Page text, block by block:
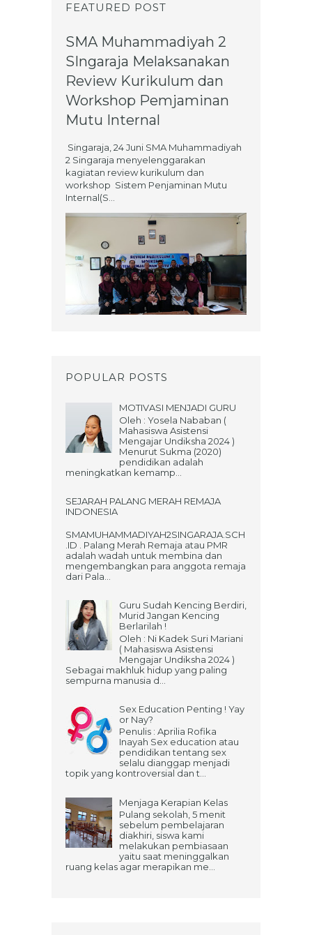
FEATURED POST
SMA Muhammadiyah 2
SIngaraja Melaksanakan
Review Kurikulum dan
Workshop Pemjaminan
Mutu Internal
Singaraja, 24 Juni SMA Muhammadiyah
2 Singaraja menyelenggarakan
kagiatan review kurikulum dan
workshop Sistem Penjaminan Mutu
Internal(S...
POPULAR POSTS
MOTIVASI MENJADI GURU
Oleh : Yosela Nababan (
Mahasiswa Asistensi
Mengajar Undiksha 2024 )
Menurut Sukma (2020)
pendidikan adalah
meningkatkan kemamp...
SEJARAH PALANG MERAH REMAJA
INDONESIA
SMAMUHAMMADIYAH2SINGARAJA.SCH
.ID . Palang Merah Remaja atau PMR
adalah wadah untuk membina dan
mengembangkan para anggota remaja
dari Pala...
Guru Sudah Kencing Berdiri,
Murid Jangan Kencing
Berlarilah !
Oleh : Ni Kadek Suri Mariani
( Mahasiswa Asistensi
Mengajar Undiksha 2024 )
Sebagai makhluk hidup yang paling
sempurna manusia d...
Sex Education Penting ! Yay
or Nay?
Penulis : Aprilia Rofika
Inayah Sex education atau
pendidikan tentang sex
selalu dianggap menjadi
topik yang kontroversial dan t...
Menjaga Kerapian Kelas
Pulang sekolah, 5 menit
sebelum pembelajaran
diakhiri, siswa kami
melakukan pembiasaan
yaitu saat meninggalkan
ruang kelas agar merapikan me...